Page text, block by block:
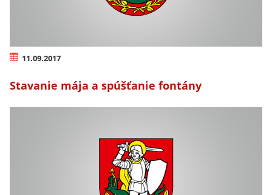
11.09.2017
Stavanie mája a spúšťanie fontány